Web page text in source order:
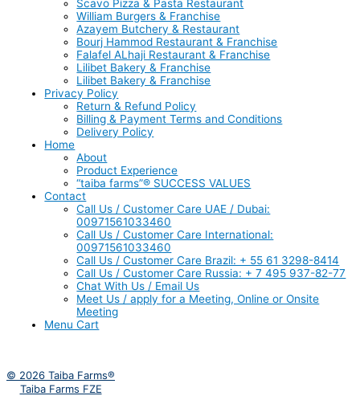
Scavo Pizza & Pasta Restaurant
William Burgers & Franchise
Azayem Butchery & Restaurant
Bourj Hammod Restaurant & Franchise
Falafel ALhaji Restaurant & Franchise
Lilibet Bakery & Franchise
Lilibet Bakery & Franchise
Privacy Policy
Return & Refund Policy
Billing & Payment Terms and Conditions
Delivery Policy
Home
About
Product Experience
“taiba farms”® SUCCESS VALUES
Contact
Call Us / Customer Care UAE / Dubai:
00971561033460
Call Us / Customer Care International:
00971561033460
Call Us / Customer Care Brazil: + 55 61 3298-8414
Call Us / Customer Care Russia: + 7 495 937-82-77
Chat With Us / Email Us
Meet Us / apply for a Meeting, Online or Onsite
Meeting
Menu Cart
© 2026 Taiba Farms®
Taiba Farms FZE